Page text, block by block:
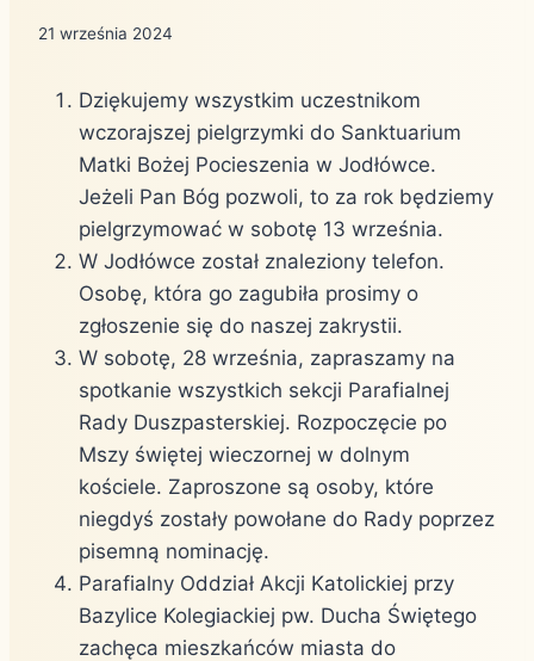
21 września 2024
Dziękujemy wszystkim uczestnikom
wczorajszej pielgrzymki do Sanktuarium
Matki Bożej Pocieszenia w Jodłówce.
Jeżeli Pan Bóg pozwoli, to za rok będziemy
pielgrzymować w sobotę 13 września.
W Jodłówce został znaleziony telefon.
Osobę, która go zagubiła prosimy o
zgłoszenie się do naszej zakrystii.
W sobotę, 28 września, zapraszamy na
spotkanie wszystkich sekcji Parafialnej
Rady Duszpasterskiej. Rozpoczęcie po
Mszy świętej wieczornej w dolnym
kościele. Zaproszone są osoby, które
niegdyś zostały powołane do Rady poprzez
pisemną nominację.
Parafialny Oddział Akcji Katolickiej przy
Bazylice Kolegiackiej pw. Ducha Świętego
zachęca mieszkańców miasta do